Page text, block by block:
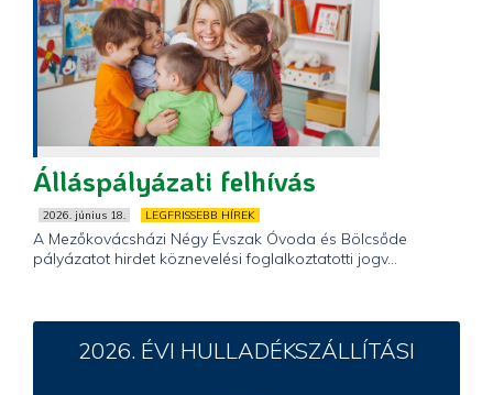
Álláspályázati felhívás
2026. június 18. LEGFRISSEBB HÍREK
A Mezőkovácsházi Négy Évszak Óvoda és Bölcsőde
pályázatot hirdet köznevelési foglalkoztatotti jogv...
2026. ÉVI HULLADÉKSZÁLLÍTÁSI